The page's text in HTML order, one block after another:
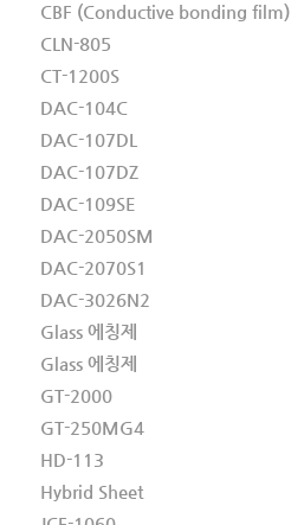
CBF (Conductive bonding film)
CLN-805
CT-1200S
DAC-104C
DAC-107DL
DAC-107DZ
DAC-109SE
DAC-2050SM
DAC-2070S1
DAC-3026N2
Glass 에칭제
Glass 에칭제
GT-2000
GT-250MG4
HD-113
Hybrid Sheet